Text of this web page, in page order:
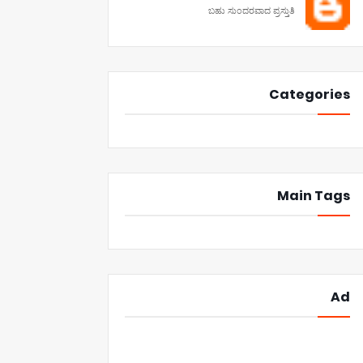
ಬಹು ಸುಂದರವಾದ ಪ್ರಸ್ತುತಿ
Categories
Main Tags
Ad